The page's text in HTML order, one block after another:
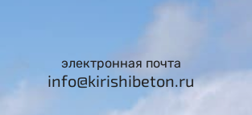
электронная почта
info@kirishibeton.ru